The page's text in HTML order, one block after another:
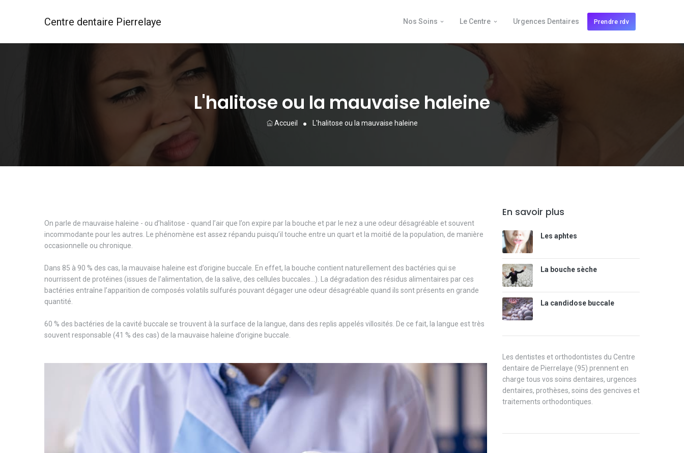
Centre dentaire Pierrelaye Nos Soins Le Centre Urgences Dentaires Prendre rdv
L'halitose ou la mauvaise haleine
Accueil L'halitose ou la mauvaise haleine
En savoir plus
Les aphtes
La bouche sèche
La candidose buccale
Les dentistes et orthodontistes du Centre
dentaire de Pierrelaye (95) prennent en
charge tous vos soins dentaires, urgences
dentaires, prothèses, soins des gencives et
traitements orthodontiques.
On parle de mauvaise haleine - ou d’halitose - quand l’air que l’on expire par la bouche et par le nez a une odeur désagréable et souvent
incommodante pour les autres. Le phénomène est assez répandu puisqu’il touche entre un quart et la moitié de la population, de manière
occasionnelle ou chronique.
Dans 85 à 90 % des cas, la mauvaise haleine est d’origine buccale. En effet, la bouche contient naturellement des bactéries qui se
nourrissent de protéines (issues de l’alimentation, de la salive, des cellules buccales...). La dégradation des résidus alimentaires par ces
bactéries entraîne l’apparition de composés volatils sulfurés pouvant dégager une odeur désagréable quand ils sont présents en grande
quantité.
60 % des bactéries de la cavité buccale se trouvent à la surface de la langue, dans des replis appelés villosités. De ce fait, la langue est très
souvent responsable (41 % des cas) de la mauvaise haleine d’origine buccale.